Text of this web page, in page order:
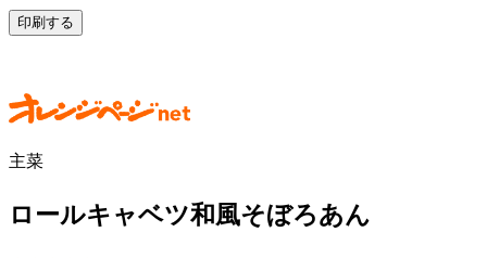
印刷する
主菜
ロールキャベツ和風そぼろあん